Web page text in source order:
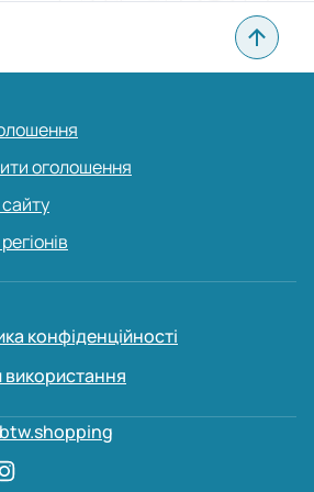
оголошення
конфіденційності